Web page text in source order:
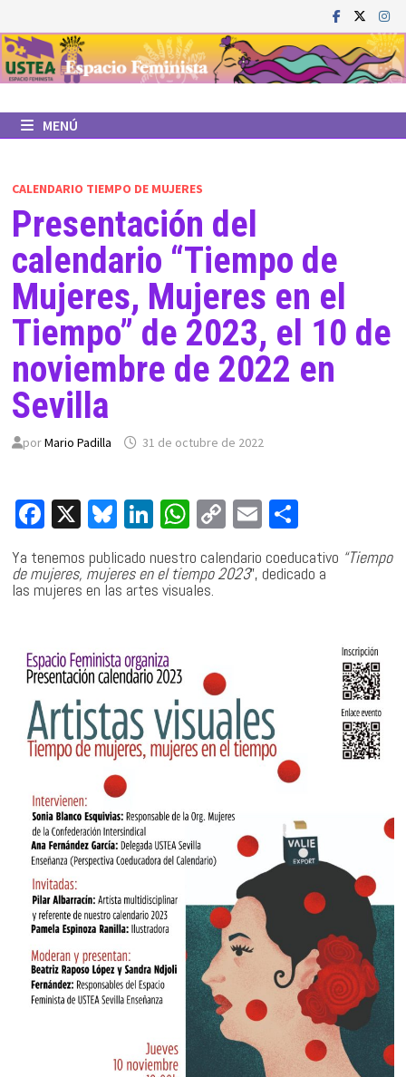
al
contenido
MENÚ
CALENDARIO TIEMPO DE MUJERES
Presentación del
calendario “Tiempo de
Mujeres, Mujeres en el
Tiempo” de 2023, el 10 de
noviembre de 2022 en
Sevilla
porMario Padilla 31 de octubre de 2022
Fa
b
o
k
X Bl
es
ky
Li
ke
dI
W
at
sA
C
o
p
k
E
ai
C
m
Ya tenemos publicado nuestro calendario coeducativo “Tiempo
de mujeres, mujeres en el tiempo 2023”, dedicado a
las mujeres en las artes visuales.